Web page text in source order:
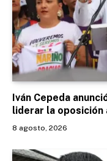
Iván Cepeda
liderar la oposición
8 agosto, 2026